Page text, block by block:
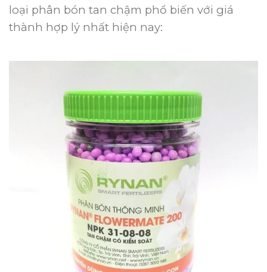
loại phân bón tan chậm phổ biến với giá
thành hợp lý nhất hiện nay: